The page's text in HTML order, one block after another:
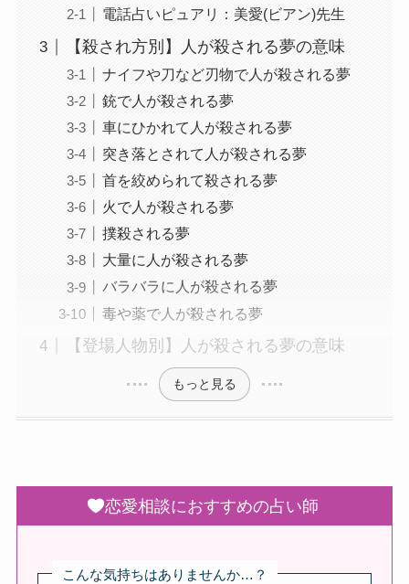
電話占いピュアリ：美愛(ビアン)先生
【殺され方別】人が殺される夢の意味
ナイフや刀など刃物で人が殺される夢
銃で人が殺される夢
車にひかれて人が殺される夢
突き落とされて人が殺される夢
首を絞められて殺される夢
火で人が殺される夢
撲殺される夢
大量に人が殺される夢
バラバラに人が殺される夢
毒や薬で人が殺される夢
【登場人物別】人が殺される夢の意味
もっと見る
恋愛相談におすすめの占い師
こんな気持ちはありませんか…？